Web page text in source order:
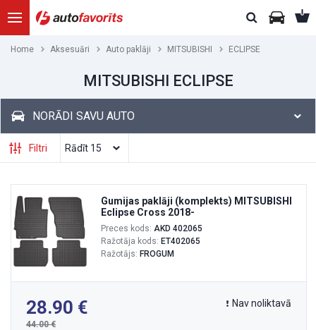
Home Aksesuāri Auto paklāji MITSUBISHI ECLIPSE
MITSUBISHI ECLIPSE
NORĀDI SAVU AUTO
Filtri
Gumijas paklāji (komplekts) MITSUBISHI
Eclipse Cross 2018-
Preces kods: AKD 402065
Ražotāja kods: ET402065
Ražotājs: FROGUM
28.90
44.00
Nav noliktavā